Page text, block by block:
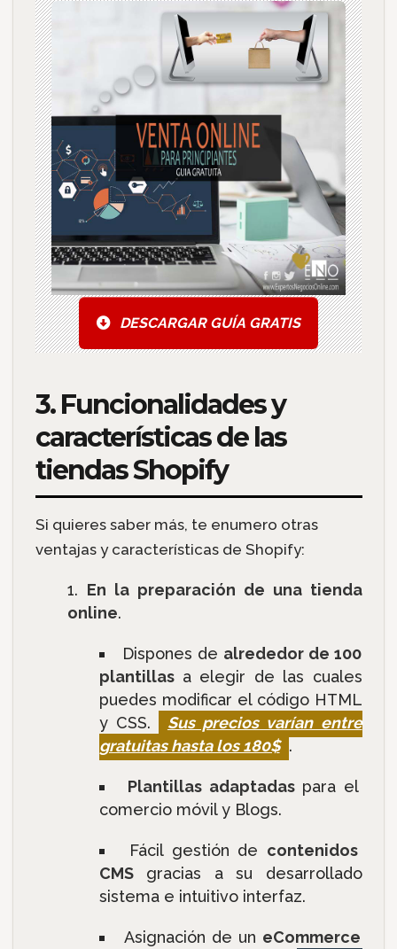
DESCARGAR GUÍA GRATIS
3. Funcionalidades y
características de las
tiendas Shopify
Si quieres saber más, te enumero otras
ventajas y características de Shopify:
En la preparación de una tienda
online.
Dispones de alrededor de 100
plantillasa elegir de las cuales
puedes modificar el código HTML
y CSS.
Sus precios varían entre
gratuitas hasta los 180$ .
Plantillas adaptadaspara el
comercio móvil y Blogs.
Fácil gestión de contenidos
CMSgracias a su desarrollado
sistema e intuitivo interfaz.
Asignación de un eCommerce